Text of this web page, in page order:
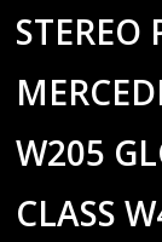
STEREO
W205
CLASS